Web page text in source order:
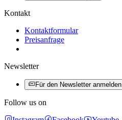
Kontakt
Kontaktformular
Preisanfrage
Newsletter
Für den Newsletter anmelden
Follow us on